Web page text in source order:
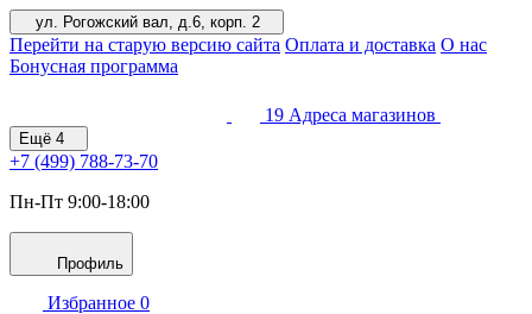
ул. Рогожский вал, д.6, корп. 2
Перейти на старую версию сайта Оплата и доставка О нас
Бонусная программа
19 Адреса магазинов
Ещё 4
+7 (499) 788-73-70
Пн-Пт 9:00-18:00
Профиль
Избранное 0